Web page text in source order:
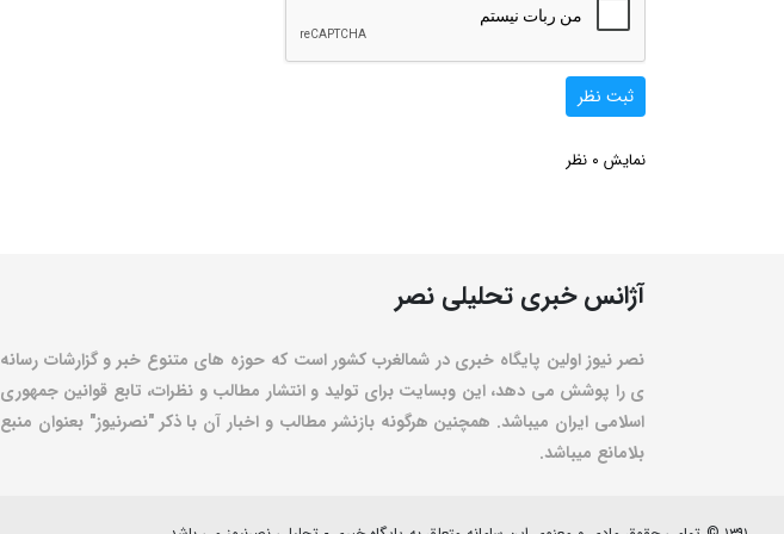
ثبت نظر
نمایش 0 نظر
آژانس خبری تحلیلی نصر
نصر نیوز اولین پایگاه خبری در شمالغرب کشور است که حوزه های متنوع خبر و گزارشات رسانه
ی را پوشش می دهد، این وبسایت برای تولید و انتشار مطالب و نظرات، تابع قوانین جمهوری
اسلامی ایران میباشد. همچنین هرگونه بازنشر مطالب و اخبار آن با ذکر "نصرنیوز" بعنوان منبع
بلامانع میباشد.